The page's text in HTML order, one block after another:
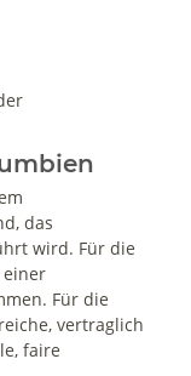
das
wird. Für die
einer
Für die
vertraglich
faire